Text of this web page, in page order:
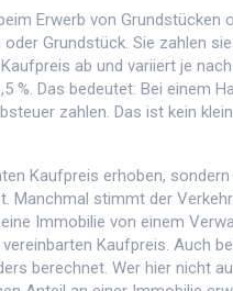
Erwerb von Grundstücken
Grundstück. Sie zahlen
Kaufpreis ab und variiert je
%. Das bedeutet: Bei einem
zahlen. Das ist kein
Kaufpreis erhoben,
Manchmal stimmt der
Immobilie von einem
Kaufpreis. Auch
berechnet. Wer hier nicht